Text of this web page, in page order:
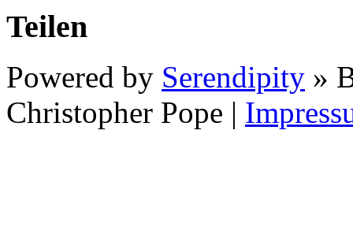
Teilen
Powered by Serendipity »
Christopher Pope |